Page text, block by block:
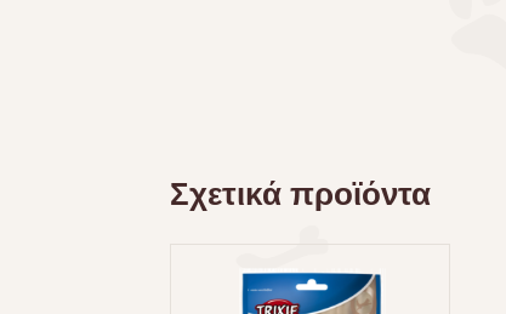
Σχετικά προϊόντα